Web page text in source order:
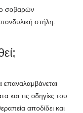
σοβαρών
στήλη.
επαναλαμβάνεται
και τις οδηγίες του
αποδίδει και